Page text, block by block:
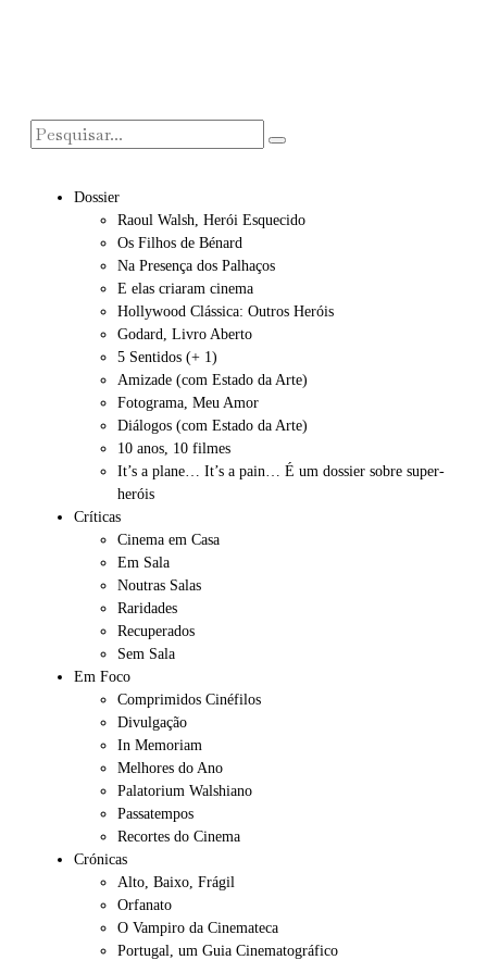
Dossier
Raoul Walsh, Herói Esquecido
Os Filhos de Bénard
Na Presença dos Palhaços
E elas criaram cinema
Hollywood Clássica: Outros Heróis
Godard, Livro Aberto
5 Sentidos (+ 1)
Amizade (com Estado da Arte)
Fotograma, Meu Amor
Diálogos (com Estado da Arte)
10 anos, 10 filmes
It’s a plane… It’s a pain… É um dossier sobre super-
heróis
Críticas
Cinema em Casa
Em Sala
Noutras Salas
Raridades
Recuperados
Sem Sala
Em Foco
Comprimidos Cinéfilos
Divulgação
In Memoriam
Melhores do Ano
Palatorium Walshiano
Passatempos
Recortes do Cinema
Crónicas
Alto, Baixo, Frágil
Orfanato
O Vampiro da Cinemateca
Portugal, um Guia Cinematográfico